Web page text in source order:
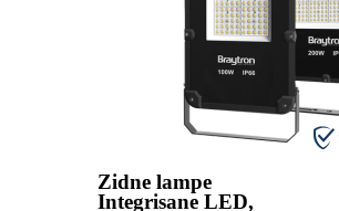
Zidne lampe
Integrisane LED,